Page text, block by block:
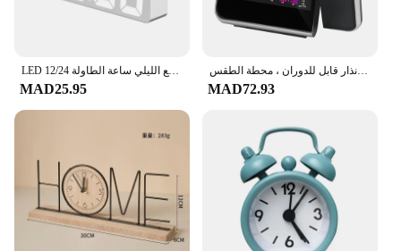
LED التحكم الصوتي منبه رقمي تاريخ درجة الحرارة 2 إنذار غفوة الوضع الليلي ساعة الطاولة 12/24H USB المكونات في دائما على مدار الساعة
MAD25.95
ساعة طاولة رقمية مع إسقاط الوقت ، شاشة ملونة ، إنذار قابل للدوران ، محطة الطقس
MAD72.93